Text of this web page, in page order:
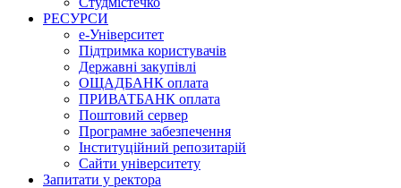
РЕСУРСИ
е-Університет
Підтримка користувачів
Державні закупівлі
ОЩАДБАНК оплата
ПРИВАТБАНК оплата
Поштовий сервер
Програмне забезпечення
Інституційний репозитарій
Сайти університету
Запитати у ректора